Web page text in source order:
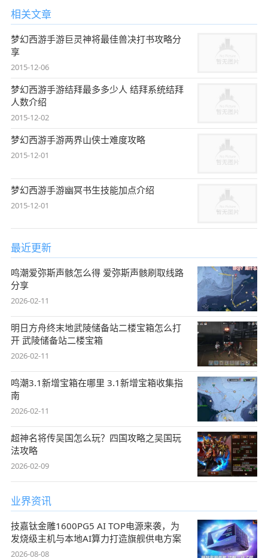
相关文章
梦幻西游手游巨灵神将最佳兽决打书攻略分
享
2015-12-06
梦幻西游手游结拜最多多少人 结拜系统结拜
人数介绍
2015-12-02
梦幻西游手游两界山侠士难度攻略
2015-12-01
梦幻西游手游幽冥书生技能加点介绍
2015-12-01
最近更新
鸣潮爱弥斯声骸怎么得 爱弥斯声骸刷取线路
分享
2026-02-11
明日方舟终末地武陵储备站二楼宝箱怎么打
开 武陵储备站二楼宝箱
2026-02-11
鸣潮3.1新增宝箱在哪里 3.1新增宝箱收集指
南
2026-02-11
超神名将传吴国怎么玩？四国攻略之吴国玩
法攻略
2026-02-09
业界资讯
技嘉钛金雕1600PG5 AI TOP电源来袭，为
发烧级主机与本地AI算力打造旗舰供电方案
2026-08-08